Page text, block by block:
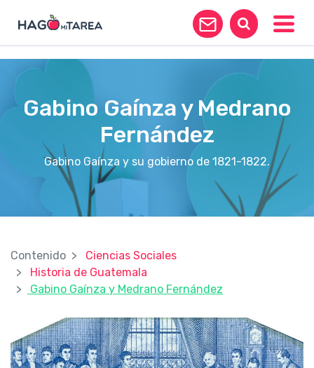
Gabino Gaínza y Medrano
Fernández
Gabino Gaínza y su gobierno de 1821-1822.
Contenido
Ciencias Sociales
Historia de Guatemala
Gabino Gaínza y Medrano Fernández